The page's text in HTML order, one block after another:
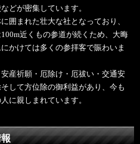
どが密集しています。
囲まれた壮大な社となっており、
近くもの参道が続くため、大晦
かけては多くの参拝客で賑わいま
産祈願・厄除け・厄祓い・交通安
して方位除の御利益があり、今も
に親しまれています。